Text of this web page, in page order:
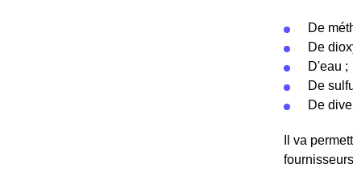
De
De
D'eau ;
De
De
Il va